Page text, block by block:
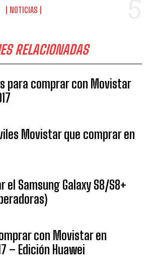
NOTICIAS
RELACIONADAS
para comprar con Movistar
Movistar que comprar en
el Samsung Galaxy S8/S8+
con Movistar en
– Edición Huawei